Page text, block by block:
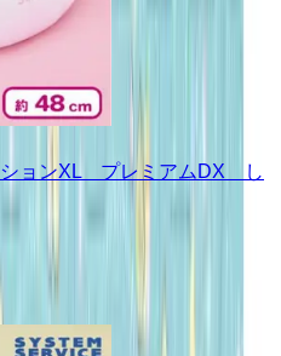
ョンXL プレミアムDX し